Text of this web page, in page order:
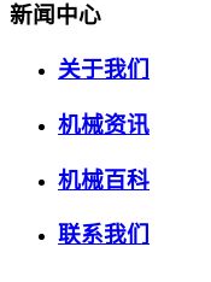
新闻中心
关于我们
机械资讯
机械百科
联系我们